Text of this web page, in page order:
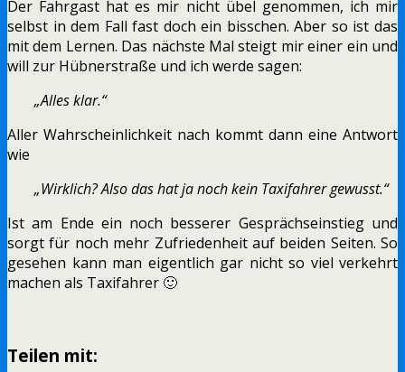
Der Fahrgast hat es mir nicht übel genommen, ich mir
selbst in dem Fall fast doch ein bisschen. Aber so ist das
mit dem Lernen. Das nächste Mal steigt mir einer ein und
will zur Hübnerstraße und ich werde sagen:
„Alles klar.“
Aller Wahrscheinlichkeit nach kommt dann eine Antwort
wie
„Wirklich? Also das hat ja noch kein Taxifahrer gewusst.“
Ist am Ende ein noch besserer Gesprächseinstieg und
sorgt für noch mehr Zufriedenheit auf beiden Seiten. So
gesehen kann man eigentlich gar nicht so viel verkehrt
machen als Taxifahrer 🙂
Teilen mit: